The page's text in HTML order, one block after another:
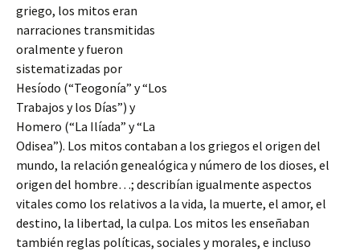
griego, los mitos eran
narraciones transmitidas
oralmente y fueron
sistematizadas por
Hesíodo (“Teogonía” y “Los
Trabajos y los Días”) y
Homero (“La Ilíada” y “La
Odisea”). Los mitos contaban a los griegos el origen del
mundo, la relación genealógica y número de los dioses, el
origen del hombre…; describían igualmente aspectos
vitales como los relativos a la vida, la muerte, el amor, el
destino, la libertad, la culpa. Los mitos les enseñaban
también reglas políticas, sociales y morales, e incluso